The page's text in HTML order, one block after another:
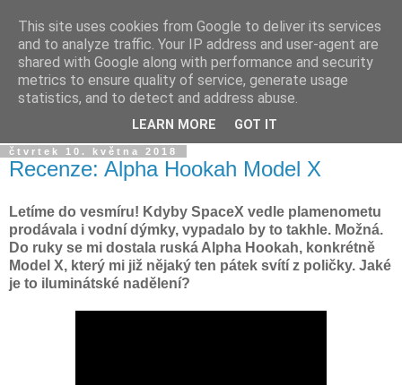
Dýmkařův koutek
Místo pro všechny, kteří se chtějí dozvědět něco o světě
vodních dýmek a trochu se pobavit!
čtvrtek 10. května 2018
Recenze: Alpha Hookah Model X
Letíme do vesmíru! Kdyby SpaceX vedle plamenometu
prodávala i vodní dýmky, vypadalo by to takhle. Možná.
Do ruky se mi dostala ruská Alpha Hookah, konkrétně
Model X, který mi již nějaký ten pátek svítí z poličky. Jaké
je to iluminátské nadělení?
This site uses cookies from Google to deliver its services
and to analyze traffic. Your IP address and user-agent are
shared with Google along with performance and security
metrics to ensure quality of service, generate usage
statistics, and to detect and address abuse.
LEARN MORE GOT IT